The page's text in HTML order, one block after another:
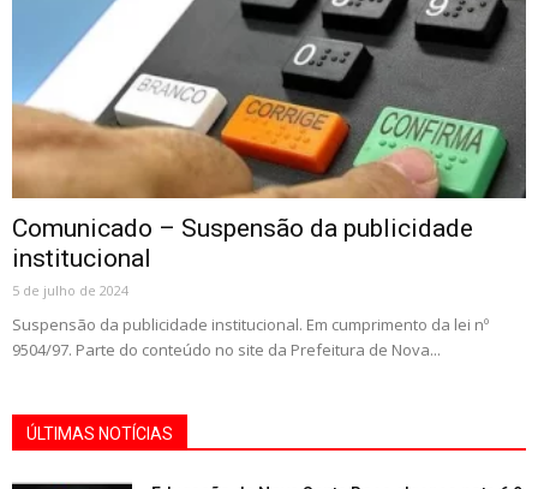
Comunicado – Suspensão da publicidade
institucional
5 de julho de 2024
Suspensão da publicidade institucional. Em cumprimento da lei nº
9504/97. Parte do conteúdo no site da Prefeitura de Nova...
ÚLTIMAS NOTÍCIAS